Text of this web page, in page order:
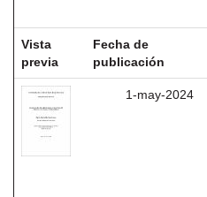
Vista
previa
Fecha de
publicación
1-may-2024